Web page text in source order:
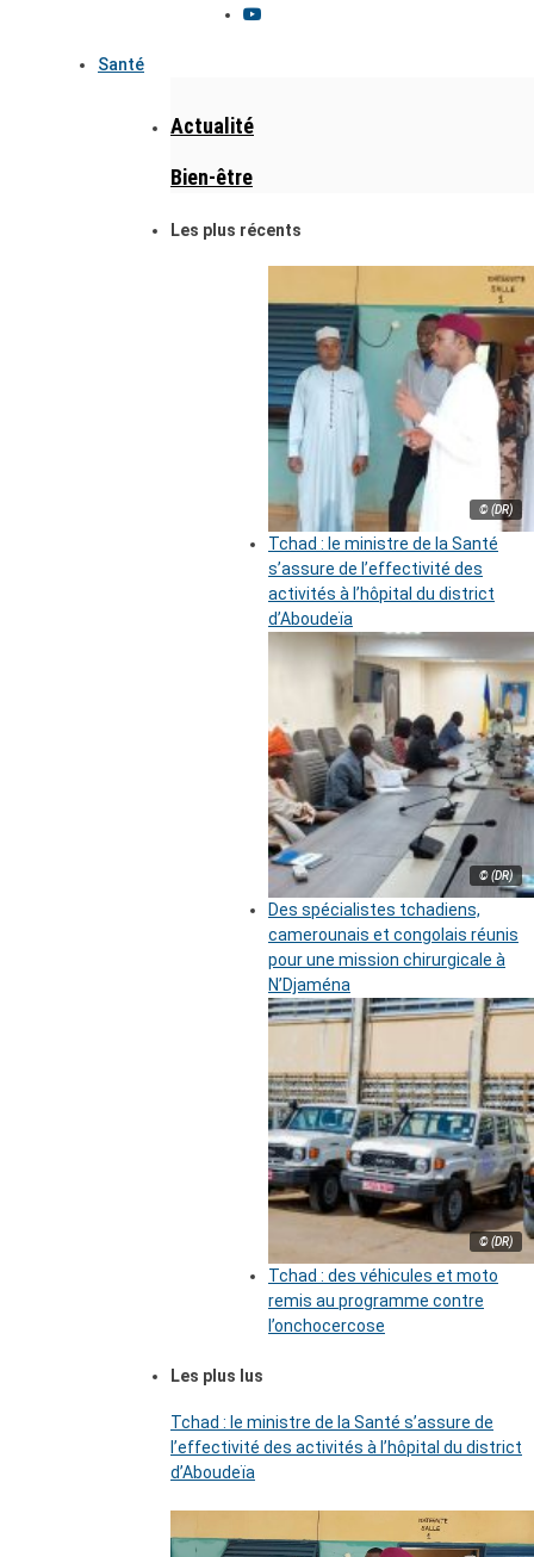
Santé
Actualité
Bien-être
Les plus récents
© (DR)
Tchad : le ministre de la Santé
s’assure de l’effectivité des
activités à l’hôpital du district
d’Aboudeïa
© (DR)
Des spécialistes tchadiens,
camerounais et congolais réunis
pour une mission chirurgicale à
N’Djaména
© (DR)
Tchad : des véhicules et moto
remis au programme contre
l’onchocercose
Les plus lus
Tchad : le ministre de la Santé s’assure de
l’effectivité des activités à l’hôpital du district
d’Aboudeïa